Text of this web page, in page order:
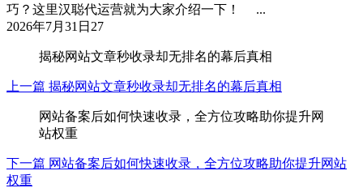
巧？这里汉聪代运营就为大家介绍一下！ ...
2026年7月31日 27
揭秘网站文章秒收录却无排名的幕后真相
上一篇 揭秘网站文章秒收录却无排名的幕后真相
网站备案后如何快速收录，全方位攻略助你提升网
站权重
下一篇 网站备案后如何快速收录，全方位攻略助你提升网站
权重